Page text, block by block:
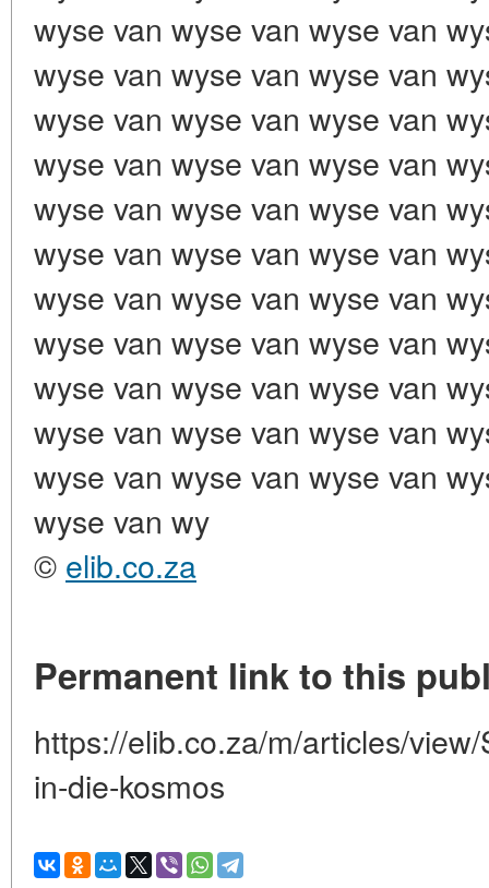
© elib.co.za
Permanent link to this
https://elib.co.za/m/articles/
in-die-kosmos